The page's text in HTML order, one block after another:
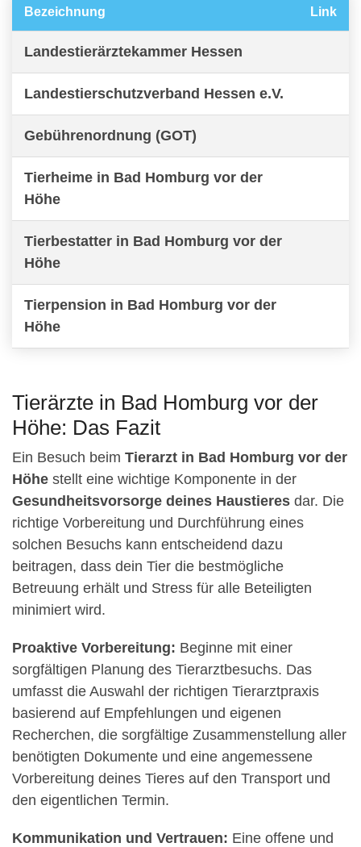
Bezeichnung Link
Landestierärztekammer Hessen
Landestierschutzverband Hessen e.V.
Gebührenordnung (GOT)
Tierheime in Bad Homburg vor der
Höhe
Tierbestatter in Bad Homburg vor der
Höhe
Tierpension in Bad Homburg vor der
Höhe
Tierärzte in Bad Homburg vor der
Höhe: Das Fazit
Ein Besuch beim Tierarzt in Bad Homburg vor der
Höhe stellt eine wichtige Komponente in der
Gesundheitsvorsorge deines Haustieres dar. Die
richtige Vorbereitung und Durchführung eines
solchen Besuchs kann entscheidend dazu
beitragen, dass dein Tier die bestmögliche
Betreuung erhält und Stress für alle Beteiligten
minimiert wird.
Proaktive Vorbereitung: Beginne mit einer
sorgfältigen Planung des Tierarztbesuchs. Das
umfasst die Auswahl der richtigen Tierarztpraxis
basierend auf Empfehlungen und eigenen
Recherchen, die sorgfältige Zusammenstellung aller
benötigten Dokumente und eine angemessene
Vorbereitung deines Tieres auf den Transport und
den eigentlichen Termin.
Kommunikation und Vertrauen: Eine offene und